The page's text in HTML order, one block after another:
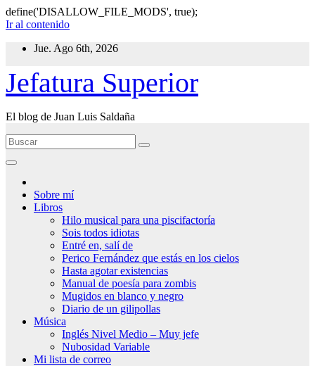
define('DISALLOW_FILE_MODS', true);
Ir al contenido
Jue. Ago 6th, 2026
Jefatura Superior
El blog de Juan Luis Saldaña
Sobre mí
Libros
Hilo musical para una piscifactoría
Sois todos idiotas
Entré en, salí de
Perico Fernández que estás en los cielos
Hasta agotar existencias
Manual de poesía para zombis
Mugidos en blanco y negro
Diario de un gilipollas
Música
Inglés Nivel Medio – Muy jefe
Nubosidad Variable
Mi lista de correo